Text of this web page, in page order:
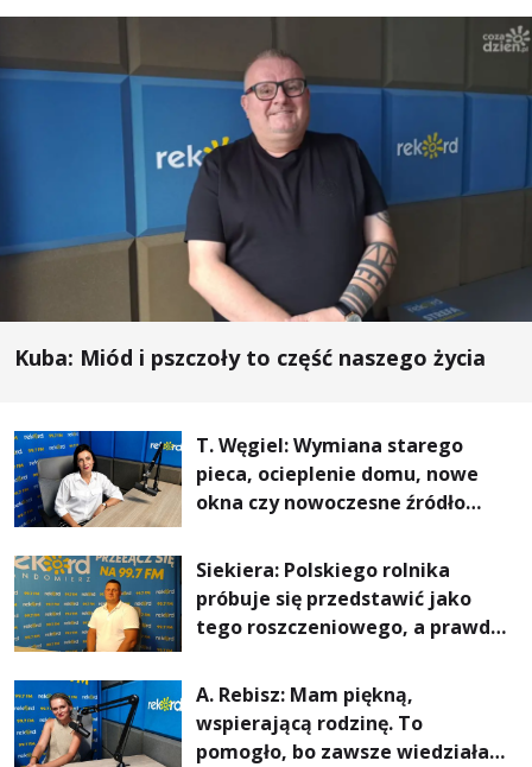
Kuba: Miód i pszczoły to część naszego życia
T. Węgiel: Wymiana starego
pieca, ocieplenie domu, nowe
okna czy nowoczesne źródło
rachunki za energię, lepszy
komfort życia i... czystsze
powietrze
Siekiera: Polskiego rolnika
próbuje się przedstawić jako
tego roszczeniowego, a prawda
A. Rebisz: Mam piękną,
wspierającą rodzinę. To
pomogło, bo zawsze wiedziałam,